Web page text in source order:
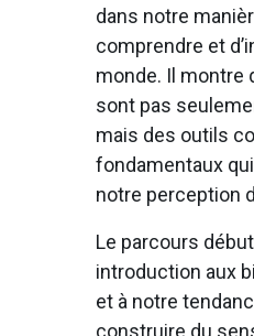
dans notre
comprendre et
monde. Il montre
sont pas
mais des outils
fondamentaux
notre perception
Le parcours
introduction aux
et à notre
construire du